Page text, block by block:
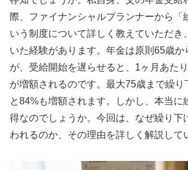
際、ファイナンシャルプランナーから「
いう制度について詳しく教えていただき
いた経験があります。年金は原則65歳か
が、受給開始を遅らせると、1ヶ月あた
が増額されるのです。最大75歳まで繰り
と84%も増額されます。しかし、本当に
得なのでしょうか。今回は、なぜ繰り下
われるのか、その理由を詳しく解説して